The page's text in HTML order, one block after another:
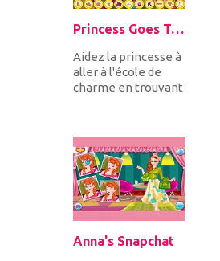
Princess Goes To Charm School
Aidez la princesse à
aller à l'école de
charme en trouvant
chambr...
Anna's Snapchat